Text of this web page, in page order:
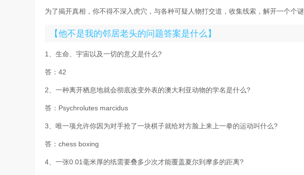
为了揭开真相，你不得不深入虎穴，与各种可疑人物打交道，收集线索，解开一个个谜
【他不是我的邻居老头的问题答案是什么】
1、生命、宇宙以及一切的意义是什么?
答：42
2、一种离开栖息地就会彻底改变外表的澳大利亚动物的学名是什么?
答：Psychrolutes marcidus
3、唯一项允许你因为对手抢了一块棋子就给对方脸上来上一拳的运动叫什么?
答：chess boxing
4、一张0.01毫米厚的纸需要叠多少次才能覆盖夏尔到摩多的距离?